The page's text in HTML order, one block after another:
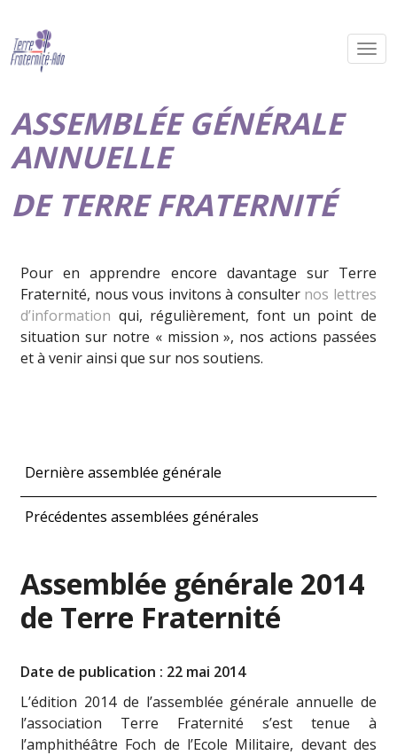
ASSEMBLÉE GÉNÉRALE
ANNUELLE
DE TERRE FRATERNITÉ
Pour en apprendre encore davantage sur Terre
Fraternité, nous vous invitons à consulter nos lettres
d’information qui, régulièrement, font un point de
situation sur notre « mission », nos actions passées
et à venir ainsi que sur nos soutiens.
Dernière assemblée générale
Précédentes assemblées générales
Assemblée générale 2014
de Terre Fraternité
Date de publication : 22 mai 2014
L’édition 2014 de l’assemblée générale annuelle de
l’association Terre Fraternité s’est tenue à
l’amphithéâtre Foch de l’Ecole Militaire, devant des